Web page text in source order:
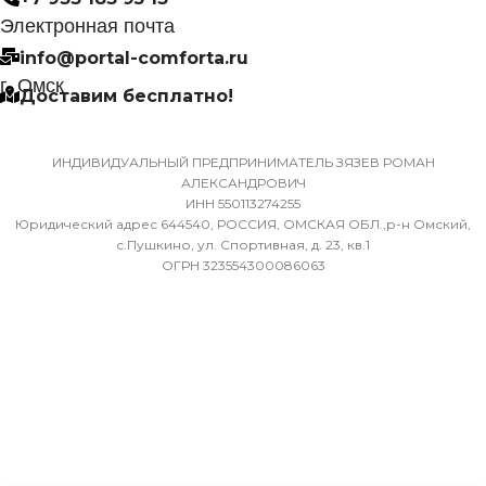
МАССА ТОВАРА С УПАКОВКОЙ
МИН. РАБОЧАЯ ТЕМПЕРАТУРА
ВОЗДУХА ДЛЯ ВНЕШНЕГО
ЭФФЕКТИВЕН ДЛЯ
ПОМЕЩ. ПЛОЩАДЬЮ
ДО
23
Электронная почта
info@portal-comforta.ru
г. Омск
Доставим бесплатно!
ИНДИВИДУАЛЬНЫЙ ПРЕДПРИНИМАТЕЛЬ ЗЯЗЕВ РОМАН
АЛЕКСАНДРОВИЧ
ИНН 550113274255
Юридический адрес 644540, РОССИЯ, ОМСКАЯ ОБЛ.,р-н Омский,
с.Пушкино, ул. Спортивная, д. 23, кв.1
ОГРН 323554300086063